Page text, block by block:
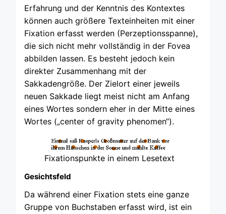
Erfahrung und der Kenntnis des Kontextes
können auch größere Texteinheiten mit einer
Fixation erfasst werden (Perzeptionsspanne),
die sich nicht mehr vollständig in der Fovea
abbilden lassen. Es besteht jedoch kein
direkter Zusammenhang mit der
Sakkadengröße. Der Zielort einer jeweils
neuen Sakkade liegt meist nicht am Anfang
eines Wortes sondern eher in der Mitte eines
Wortes („center of gravity phenomen“).
Fixationspunkte in einem Lesetext
Gesichtsfeld
Da während einer Fixation stets eine ganze
Gruppe von Buchstaben erfasst wird, ist ein